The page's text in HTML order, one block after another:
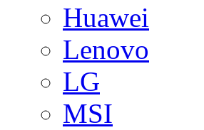
Huawei
Lenovo
LG
MSI